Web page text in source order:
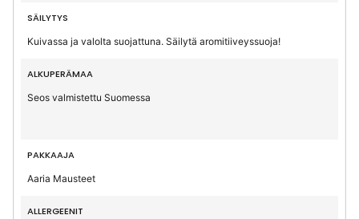
SÄILYTYS
Kuivassa ja valolta suojattuna. Säilytä aromitiiveyssuoja!
ALKUPERÄMAA
Seos valmistettu Suomessa
PAKKAAJA
Aaria Mausteet
ALLERGEENIT